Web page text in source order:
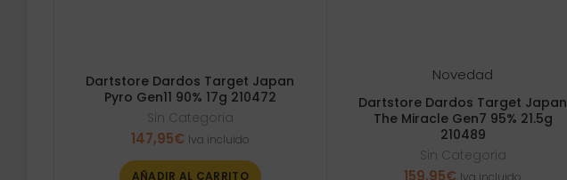
Dartstore Dardos Target Japan
Pyro Gen11 90% 17g 210472
Sin Categoria
147,95€ Iva incluido
AÑADIR AL CARRITO
Novedad
Dartstore Dardos Target Japan
The Miracle Gen7 95% 21.5g
210489
Sin Categoria
159,95€ Iva incluido